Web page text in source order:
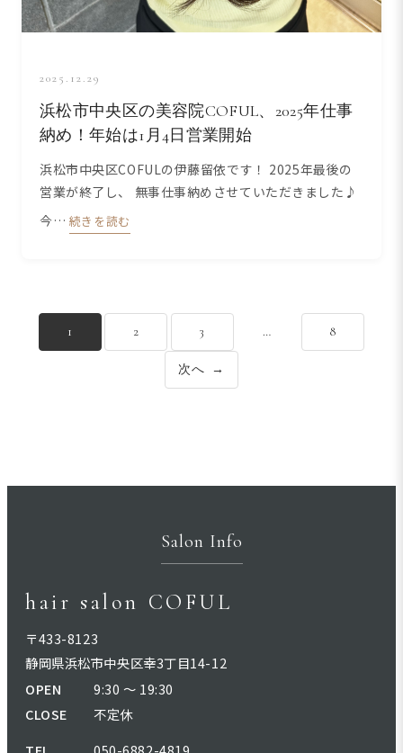
2025.12.29
浜松市中央区の美容院COFUL、2025年仕事
納め！年始は1月4日営業開始
浜松市中央区COFULの伊藤留依です！ 2025年最後の
営業が終了し、 無事仕事納めさせていただきました♪
今… 続きを読む
1 2 3 … 8
次へ →
Salon Info
hair salon COFUL
〒433-8123
静岡県浜松市中央区幸3丁目14-12
OPEN
9:30 〜 19:30
CLOSE
不定休